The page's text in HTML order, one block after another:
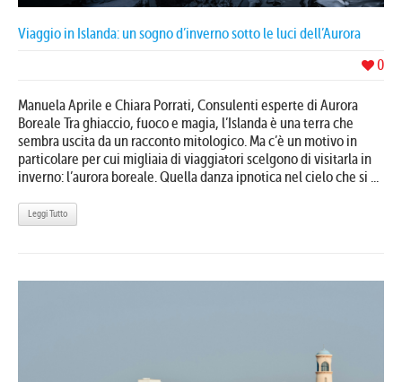
Viaggio in Islanda: un sogno d’inverno sotto le luci dell’Aurora
0
Manuela Aprile e Chiara Porrati, Consulenti esperte di Aurora
Boreale Tra ghiaccio, fuoco e magia, l’Islanda è una terra che
sembra uscita da un racconto mitologico. Ma c’è un motivo in
particolare per cui migliaia di viaggiatori scelgono di visitarla in
inverno: l’aurora boreale. Quella danza ipnotica nel cielo che si ...
Leggi Tutto